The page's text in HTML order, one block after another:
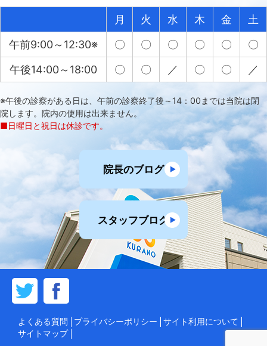
月 火 水 木 金
土
午前9:00～12:30※
〇 〇 〇 〇 〇
〇
午後14:00～18:00
〇 〇 ／ 〇 〇 ／
※午後の診察がある日は、午前の診察終了後～14：00までは当院は閉
院します。院内の使用は出来ません。
■日曜日と祝日は休診です。
院長のブログ
スタッフブログ
よくある質問 プライバシーポリシー
サイト利用について
サイトマップ